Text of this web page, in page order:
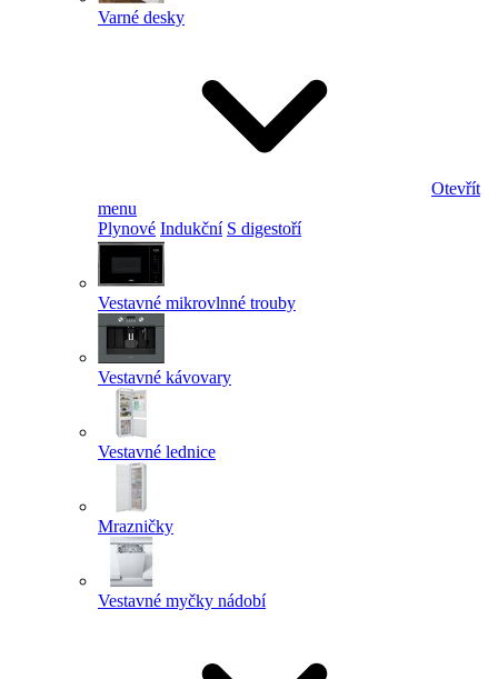
Varné desky
Otevřít
menu
Plynové Indukční S digestoří
Vestavné mikrovlnné trouby
Vestavné kávovary
Vestavné lednice
Mrazničky
Vestavné myčky nádobí